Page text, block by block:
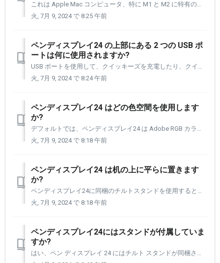
これは Apple Mac コンピュータ、特に M1 と M2 に特有のものです。 このトピックについて詳しくは、次の記事をご覧ください。 https://machow2.com/external-display-problems/ 次の提案を試すこともできます。 [1] [環境設定] >...
火, 7月 9, 2024 で 8:25 午前
ペンディスプレイ24 の上部にある 2 つの USB ポ
ートは何に使用されますか?
USB ポートを使用して、クイッキーズを充電したり、クイッキーズ用のワイヤレスレシーバを接続したり、サム ドライブを接続して作業中の画像をダウンロードしたりできます。 [1,2] 右の画像は、ペンディスプレイ24 の上部、電源オン/オフ ボタンの左右にある 2 つの USB ポートを示しています。 ...
火, 7月 9, 2024 で 8:24 午前
ペンディスプレイ24 はどの色空間を使用します
か?
デフォルトでは、ペンディスプレイ24 は Adobe RGB カラー スペースに設定されています。 以下のカラー スペースがプリセットされており、ワークフローの要件に応じて、あるカラー スペースから別のカラー スペースに簡単に移動できます。 sRGB レック709 DCI P3 レック2...
火, 7月 9, 2024 で 8:18 午前
ペンディスプレイ24 は机の上に平らに置きます
か?
ペンディスプレイ24に同梱のチルトスタンドを使用すると、最低角度は約16度、最高角度は約72度になります。
火, 7月 9, 2024 で 8:18 午前
ペンディスプレイ24にはスタンドが付属していま
すか?
はい、ペン ディスプレイ 24 にはチルト スタンドが同梱されます。 約17度まで下げることができ、約72度まで上げることができます。